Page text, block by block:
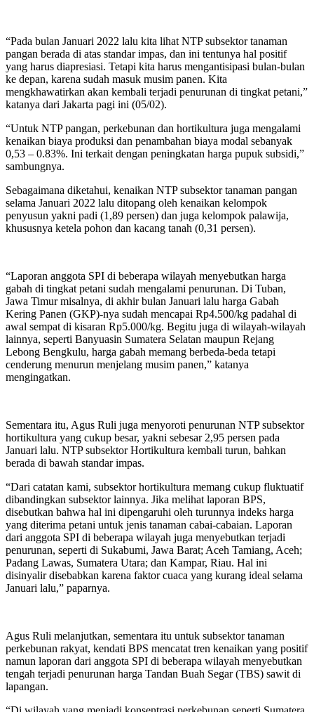
“Pada bulan Januari 2022 lalu kita lihat NTP subsektor tanaman
pangan berada di atas standar impas, dan ini tentunya hal positif
yang harus diapresiasi. Tetapi kita harus mengantisipasi bulan-bulan
ke depan, karena sudah masuk musim panen. Kita
mengkhawatirkan akan kembali terjadi penurunan di tingkat petani,”
katanya dari Jakarta pagi ini (05/02).
“Untuk NTP pangan, perkebunan dan hortikultura juga mengalami
kenaikan biaya produksi dan penambahan biaya modal sebanyak
0,53 – 0.83%. Ini terkait dengan peningkatan harga pupuk subsidi,”
sambungnya.
Sebagaimana diketahui, kenaikan NTP subsektor tanaman pangan
selama Januari 2022 lalu ditopang oleh kenaikan kelompok
penyusun yakni padi (1,89 persen) dan juga kelompok palawija,
khususnya ketela pohon dan kacang tanah (0,31 persen).
“Laporan anggota SPI di beberapa wilayah menyebutkan harga
gabah di tingkat petani sudah mengalami penurunan. Di Tuban,
Jawa Timur misalnya, di akhir bulan Januari lalu harga Gabah
Kering Panen (GKP)-nya sudah mencapai Rp4.500/kg padahal di
awal sempat di kisaran Rp5.000/kg. Begitu juga di wilayah-wilayah
lainnya, seperti Banyuasin Sumatera Selatan maupun Rejang
Lebong Bengkulu, harga gabah memang berbeda-beda tetapi
cenderung menurun menjelang musim panen,” katanya
mengingatkan.
Sementara itu, Agus Ruli juga menyoroti penurunan NTP subsektor
hortikultura yang cukup besar, yakni sebesar 2,95 persen pada
Januari lalu. NTP subsektor Hortikultura kembali turun, bahkan
berada di bawah standar impas.
“Dari catatan kami, subsektor hortikultura memang cukup fluktuatif
dibandingkan subsektor lainnya. Jika melihat laporan BPS,
disebutkan bahwa hal ini dipengaruhi oleh turunnya indeks harga
yang diterima petani untuk jenis tanaman cabai-cabaian. Laporan
dari anggota SPI di beberapa wilayah juga menyebutkan terjadi
penurunan, seperti di Sukabumi, Jawa Barat; Aceh Tamiang, Aceh;
Padang Lawas, Sumatera Utara; dan Kampar, Riau. Hal ini
disinyalir disebabkan karena faktor cuaca yang kurang ideal selama
Januari lalu,” paparnya.
Agus Ruli melanjutkan, sementara itu untuk subsektor tanaman
perkebunan rakyat, kendati BPS mencatat tren kenaikan yang positif
namun laporan dari anggota SPI di beberapa wilayah menyebutkan
tengah terjadi penurunan harga Tandan Buah Segar (TBS) sawit di
lapangan.